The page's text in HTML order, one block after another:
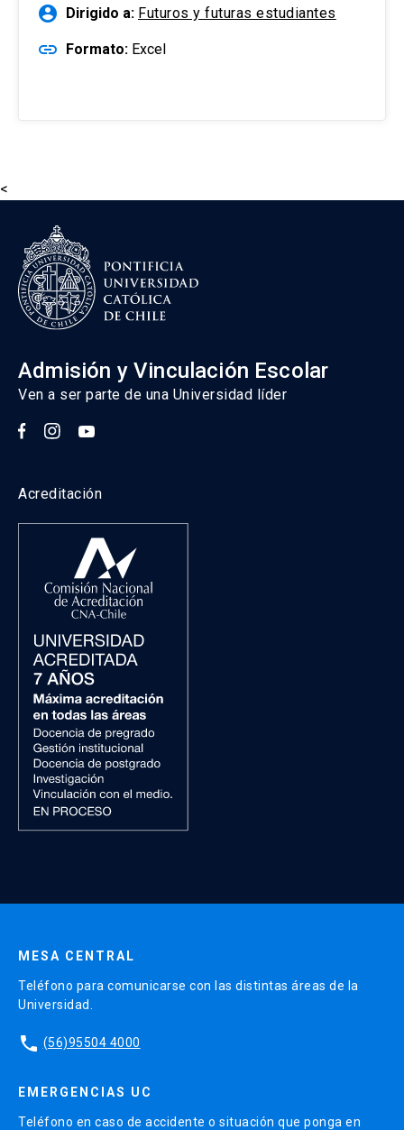
account_circle Dirigido a: Futuros y futuras estudiantes
link Formato: Excel
<
Admisión y Vinculación Escolar
Ven a ser parte de una Universidad líder
Acreditación
MESA CENTRAL
Teléfono para comunicarse con las distintas áreas de la
Universidad.
phone (56)95504 4000
EMERGENCIAS UC
Teléfono en caso de accidente o situación que ponga en